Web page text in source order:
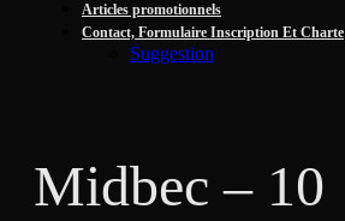
Articles promotionnels
Contact, Formulaire Inscription Et Charte
Suggestion
Midbec – 10